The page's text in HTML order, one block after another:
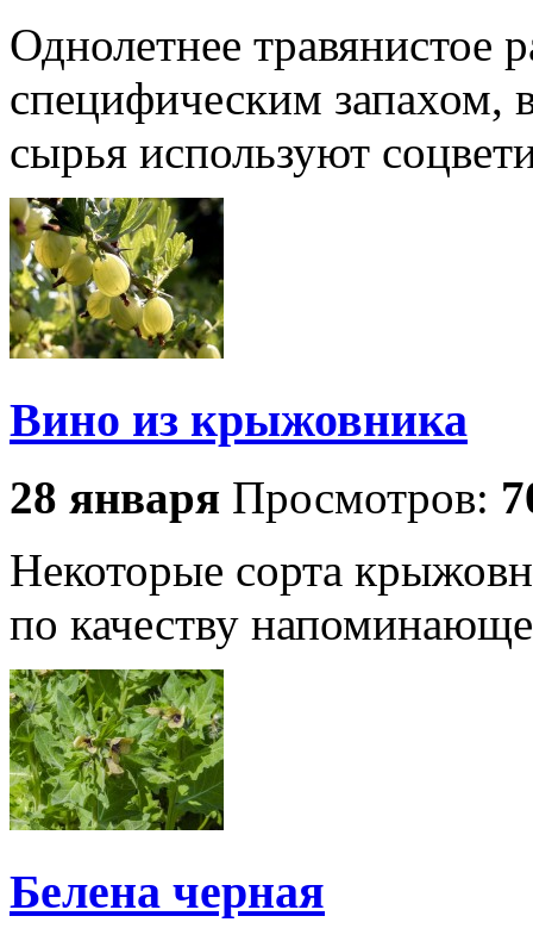
Однолетнее травянистое
специфическим запахом,
сырья используют
Вино из крыжовника
28 января Просмотров:
Некоторые сорта
по качеству
Белена черная